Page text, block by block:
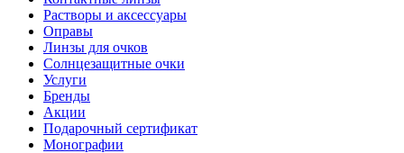
Растворы и аксессуары
Оправы
Линзы для очков
Солнцезащитные очки
Услуги
Бренды
Акции
Подарочный сертификат
Монографии